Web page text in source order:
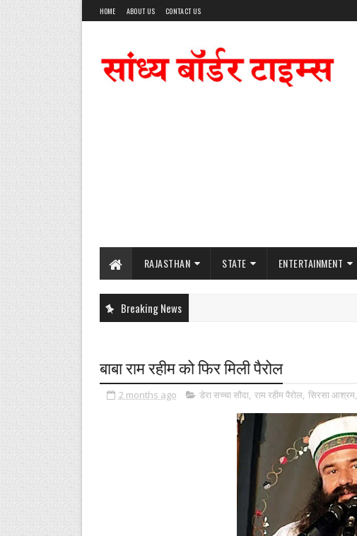
HOME ABOUT US CONTACT US
RAJASTHAN STATE ENTERTAINMENT
Breaking News
बाबा राम रहीम को फिर मिली पैरोल
2 months ago डेरा सच्चा सौदा, राम रहीम पैरोल, सिरसा आश्रम,